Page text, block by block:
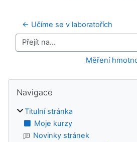
← Učíme se v laboratořích
Přejít na...
Měření
Bloky
Navigace
Titulní stránka
Moje kurzy
Novinky stránek